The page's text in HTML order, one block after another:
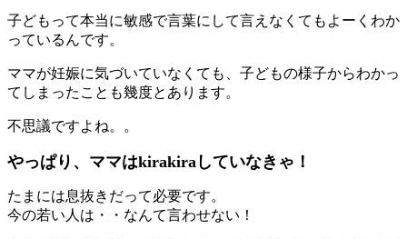
子どもって本当に敏感で言葉にして言えなくてもよーくわか
っているんです。
ママが妊娠に気づいていなくても、子どもの様子からわかっ
てしまったことも幾度とあります。
不思議ですよね。。
やっぱり、ママはkirakiraしていなきゃ！
たまには息抜きだって必要です。
今の若い人は・・なんて言わせない！